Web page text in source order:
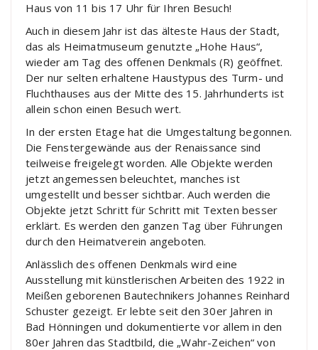
Haus von 11 bis 17 Uhr für Ihren Besuch!
Auch in diesem Jahr ist das älteste Haus der Stadt,
das als Heimatmuseum genutzte „Hohe Haus“,
wieder am Tag des offenen Denkmals (R) geöffnet.
Der nur selten erhaltene Haustypus des Turm- und
Fluchthauses aus der Mitte des 15. Jahrhunderts ist
allein schon einen Besuch wert.
In der ersten Etage hat die Umgestaltung begonnen.
Die Fenstergewände aus der Renaissance sind
teilweise freigelegt worden. Alle Objekte werden
jetzt angemessen beleuchtet, manches ist
umgestellt und besser sichtbar. Auch werden die
Objekte jetzt Schritt für Schritt mit Texten besser
erklärt. Es werden den ganzen Tag über Führungen
durch den Heimatverein angeboten.
Anlässlich des offenen Denkmals wird eine
Ausstellung mit künstlerischen Arbeiten des 1922 in
Meißen geborenen Bautechnikers Johannes Reinhard
Schuster gezeigt. Er lebte seit den 30er Jahren in
Bad Hönningen und dokumentierte vor allem in den
80er Jahren das Stadtbild, die „Wahr-Zeichen“ von